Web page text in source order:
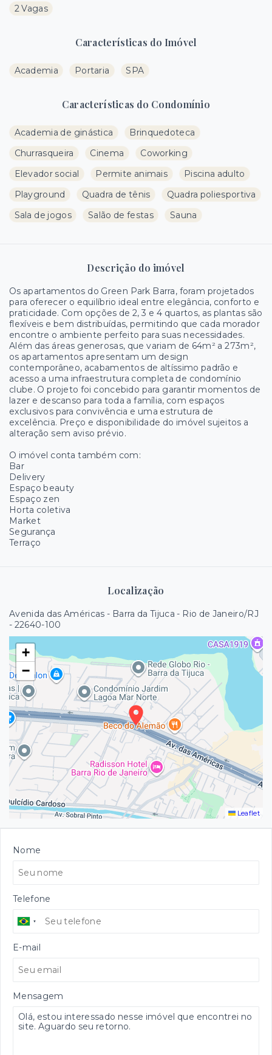
2 Vagas
Características do Imóvel
Academia Portaria SPA
Características do Condomínio
Academia de ginástica
Brinquedoteca
Churrasqueira
Cinema
Coworking
Elevador social
Permite animais
Piscina adulto
Playground
Quadra de tênis
Quadra poliesportiva
Sala de jogos
Salão de festas Sauna
Descrição do imóvel
Os apartamentos do Green Park Barra, foram projetados
para oferecer o equilíbrio ideal entre elegância, conforto e
praticidade. Com opções de 2, 3 e 4 quartos, as plantas são
flexíveis e bem distribuídas, permitindo que cada morador
encontre o ambiente perfeito para suas necessidades.
Além das áreas generosas, que variam de 64m² a 273m²,
os apartamentos apresentam um design
contemporâneo, acabamentos de altíssimo padrão e
acesso a uma infraestrutura completa de condomínio
clube. O projeto foi concebido para garantir momentos de
lazer e descanso para toda a família, com espaços
exclusivos para convivência e uma estrutura de
excelência. Preço e disponibilidade do imóvel sujeitos a
alteração sem aviso prévio.
O imóvel conta também com:
Bar
Delivery
Espaço beauty
Espaço zen
Horta coletiva
Market
Segurança
Terraço
Localização
Avenida das Américas - Barra da Tijuca - Rio de Janeiro/RJ
- 22640-100
+
−
Leaflet
Nome
Telefone
E-mail
Mensagem